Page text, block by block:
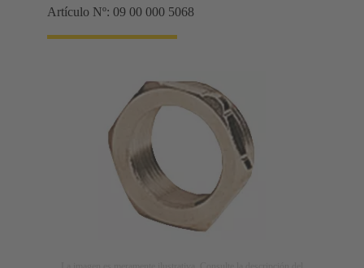
Artículo Nº: 09 00 000 5068